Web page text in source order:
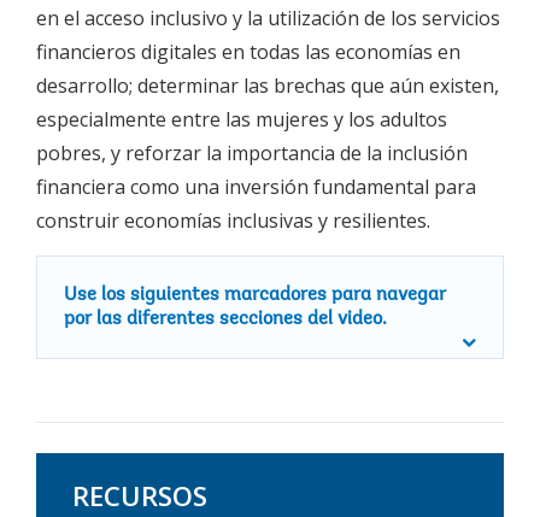
en el acceso inclusivo y la utilización de los servicios
financieros digitales en todas las economías en
desarrollo; determinar las brechas que aún existen,
especialmente entre las mujeres y los adultos
pobres, y reforzar la importancia de la inclusión
financiera como una inversión fundamental para
construir economías inclusivas y resilientes.
Use los siguientes marcadores para navegar
por las diferentes secciones del video.
RECURSOS